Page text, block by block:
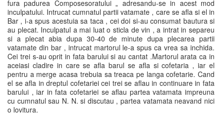
fura padurea Composesoratului „ adresandu-se in acest mod
inculpatului. Intrucat cumnatul partii vatamate , care se afla si el in
Bar , i-a spus acestuia sa taca , cei doi si-au consumat bautura si
au plecat. Inculpatul a mai luat o sticla de vin , a intrat in separeu
si a plecat abia dupa 30-40 de minute dupa plecarea partii
vatamate din bar , intrucat martorul le-a spus ca vrea sa inchida.
Cei trei s-au oprit in fata barului si au cantat .Martorul arata ca in
aceiasi cladire in care se afla barul se afla si cofetaria , iar el
pentru a merge acasa trebuia sa treaca pe langa cofetarie. Cand
el se afla in dreptul cofetariei cei trei se aflau in continuare in fata
barului , iar in fata cofetariei se aflau partea vatamata impreuna
cu cumnatul sau N. N. si discutau , partea vatamata neavand nici
o lovitura.